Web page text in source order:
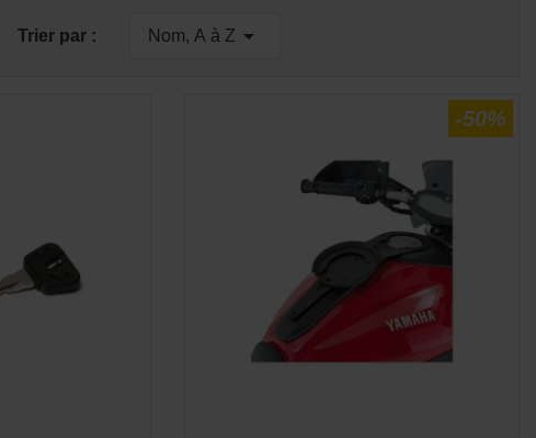
Trier par : Nom, A à Z 
-50%